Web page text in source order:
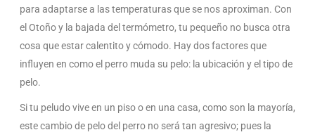
para adaptarse a las temperaturas que se nos aproximan. Con
el Otoño y la bajada del termómetro, tu pequeño no busca otra
cosa que estar calentito y cómodo. Hay dos factores que
influyen en como el perro muda su pelo: la ubicación y el tipo de
pelo.
Si tu peludo vive en un piso o en una casa, como son la mayoría,
este cambio de pelo del perro no será tan agresivo; pues la